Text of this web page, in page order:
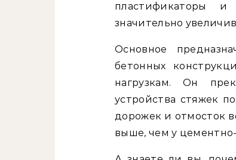
пластификаторы
значительно
Основное
бетонных
нагрузкам. Он
устройства стяжек
дорожек и отмосток
выше, чем у